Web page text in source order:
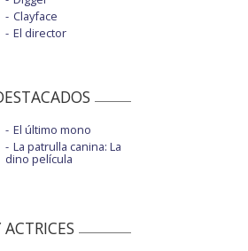
Clayface
El director
El último mono
La patrulla canina: La
dino película